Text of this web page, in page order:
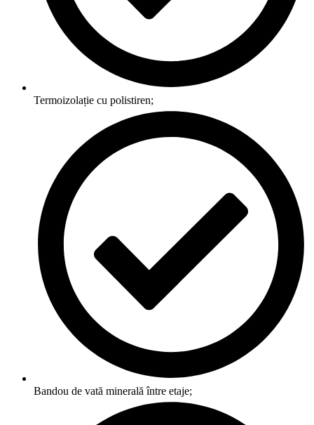
Termoizolație cu polistiren;
Bandou de vată minerală între etaje;